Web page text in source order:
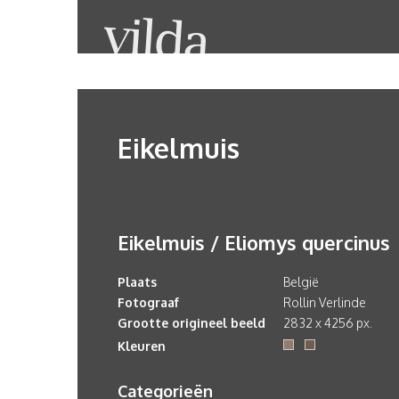
Eikelmuis
Eikelmuis / Eliomys quercinus
Plaats
België
Fotograaf
Rollin Verlinde
Grootte origineel beeld
2832 x 4256 px.
Kleuren
Categorieën